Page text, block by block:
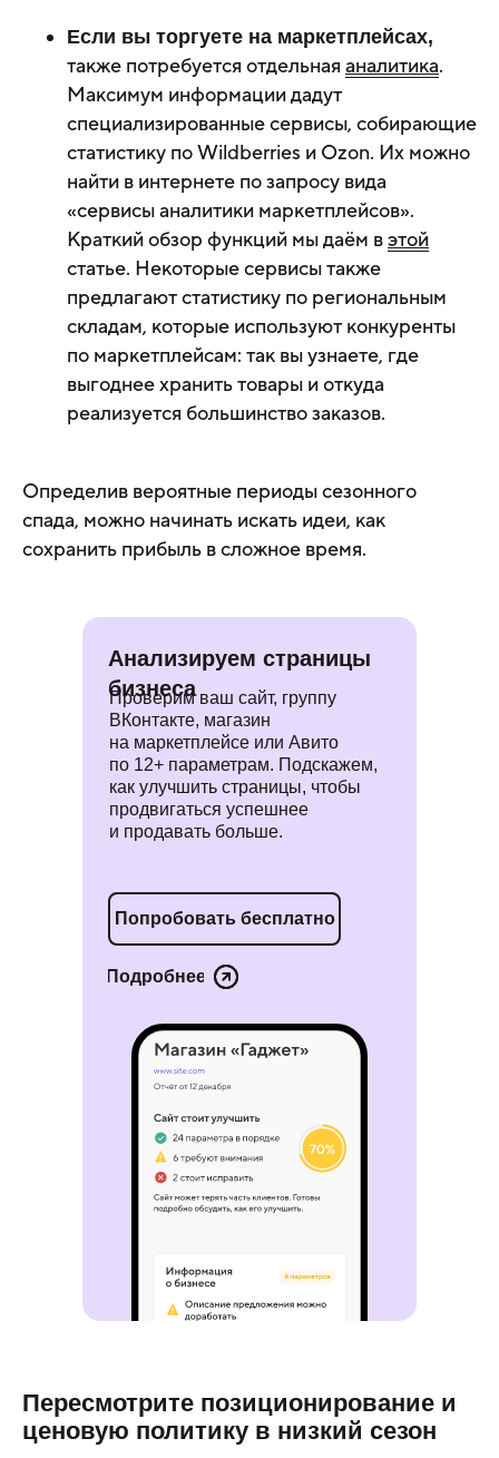
Если вы торгуете на маркетплейсах,
также потребуется отдельная аналитика.
Максимум информации дадут
специализированные сервисы, собирающие
статистику по Wildberries и Ozon. Их можно
найти в интернете по запросу вида
«сервисы аналитики маркетплейсов».
Краткий обзор функций мы даём вэтой
статье. Некоторые сервисы также
предлагают статистику по региональным
складам, которые используют конкуренты
по маркетплейсам: так вы узнаете, где
выгоднее хранить товары и откуда
реализуется большинство заказов.
Определив вероятные периоды сезонного
спада, можно начинать искать идеи, как
сохранить прибыль в сложное время.
Анализируем страницы
бизнеса
Проверим ваш сайт, группу
ВКонтакте, магазин
на маркетплейсе или Авито
по 12+ параметрам. Подскажем,
как улучшить страницы, чтобы
продвигаться успешнее
и продавать больше.
Попробовать бесплатно
Подробнее
Пересмотрите позиционирование и
ценовую политику в низкий сезон